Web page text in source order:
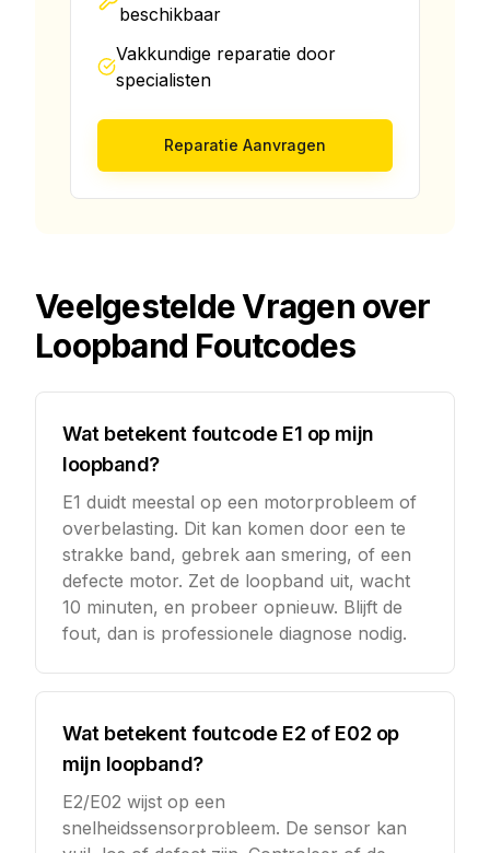
beschikbaar
Vakkundige reparatie door
specialisten
Reparatie Aanvragen
Veelgestelde Vragen over
Loopband Foutcodes
Wat betekent foutcode E1 op mijn
loopband?
E1 duidt meestal op een motorprobleem of
overbelasting. Dit kan komen door een te
strakke band, gebrek aan smering, of een
defecte motor. Zet de loopband uit, wacht
10 minuten, en probeer opnieuw. Blijft de
fout, dan is professionele diagnose nodig.
Wat betekent foutcode E2 of E02 op
mijn loopband?
E2/E02 wijst op een
snelheidssensorprobleem. De sensor kan